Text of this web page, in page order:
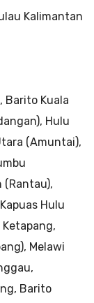
Kalimantan
Barito Kuala
Hulu
(Amuntai),
(Rantau),
Hulu
Melawi
Barito